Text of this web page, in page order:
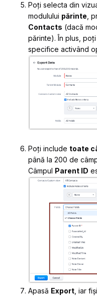
Poți selecta din
modulului părinte ,
Contacts (dacă
părinte). În plus,
specifice activând
Poți include toate
până la 200 de
Câmpul Parent ID
Apasă Export, iar